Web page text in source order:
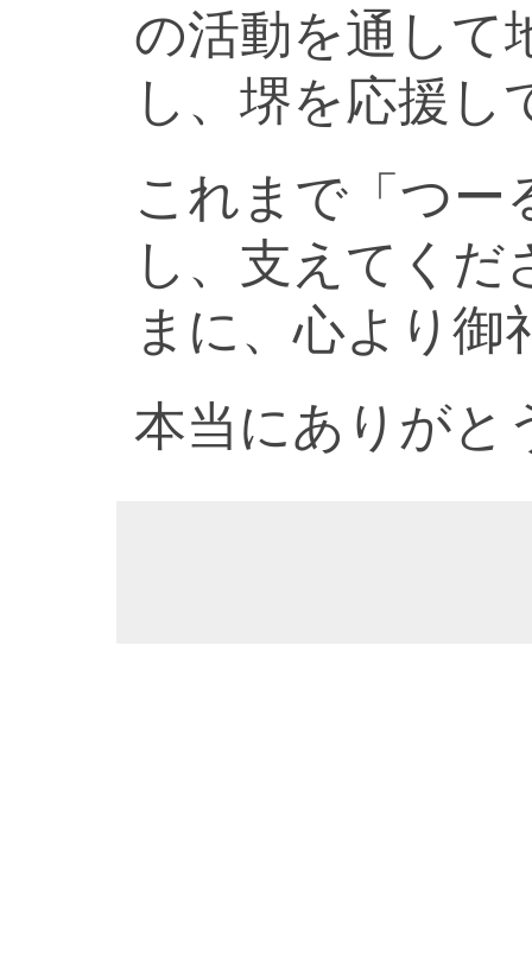
の活動を通して
し、堺を応援し
これまで「つー
し、支えてく
まに、心より御
本当にありがと